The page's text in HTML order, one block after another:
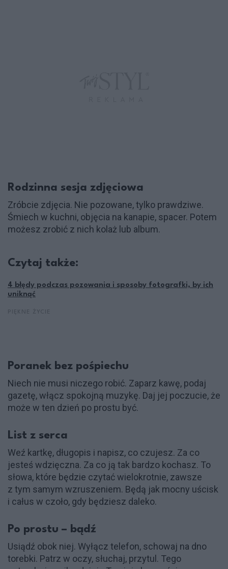
Rodzinna sesja zdjęciowa
Zróbcie zdjęcia. Nie pozowane, tylko prawdziwe.
Śmiech w kuchni, objęcia na kanapie, spacer. Potem
możesz zrobić z nich kolaż lub album.
Czytaj także:
4 błędy podczas pozowania i sposoby fotografki, by ich
uniknąć
Poranek bez pośpiechu
Niech nie musi niczego robić. Zaparz kawę, podaj
gazetę, włącz spokojną muzykę. Daj jej poczucie, że
może w ten dzień po prostu być.
List z serca
Weź kartkę, długopis i napisz, co czujesz. Za co
jesteś wdzięczna. Za co ją tak bardzo kochasz. To
słowa, które będzie czytać wielokrotnie, zawsze
z tym samym wzruszeniem. Będą jak mocny uścisk
i całus w czoło, gdy będziesz daleko.
Po prostu – bądź
Usiądź obok niej. Wyłącz telefon, schowaj na dno
torebki. Patrz w oczy, słuchaj, przytul. Tego